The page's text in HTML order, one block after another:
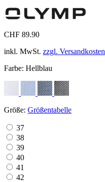
CHF 89.90
inkl. MwSt. zzgl. Versandkosten
Farbe: Hellblau
Größe: Größentabelle
37
38
39
40
41
42